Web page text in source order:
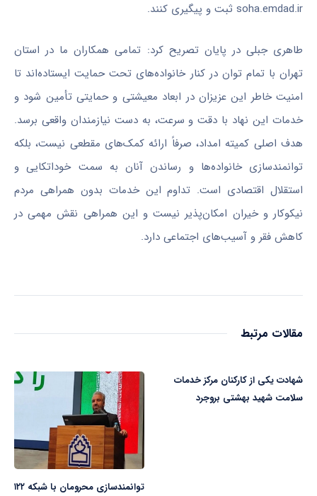
soha.emdad.ir ثبت و پیگیری کنند.
طاهری جبلی در پایان تصریح کرد: تمامی همکاران ما در استان
تهران با تمام توان در کنار خانواده‌های تحت حمایت ایستاده‌اند تا
امنیت خاطر این عزیزان در ابعاد معیشتی و حمایتی تأمین شود و
خدمات این نهاد با دقت و سرعت، به دست نیازمندان واقعی برسد.
هدف اصلی کمیته امداد، صرفاً ارائه کمک‌های مقطعی نیست، بلکه
توانمندسازی خانواده‌ها و رساندن آنان به سمت خوداتکایی و
استقلال اقتصادی است. تداوم این خدمات بدون همراهی مردم
نیکوکار و خیران امکان‌پذیر نیست و این همراهی نقش مهمی در
کاهش فقر و آسیب‌های اجتماعی دارد.
مقالات مرتبط
شهادت یکی از کارکنان مرکز خدمات
سلامت شهید بهشتی بروجرد
توانمندسازی محرومان با شبکه ۱۲۲